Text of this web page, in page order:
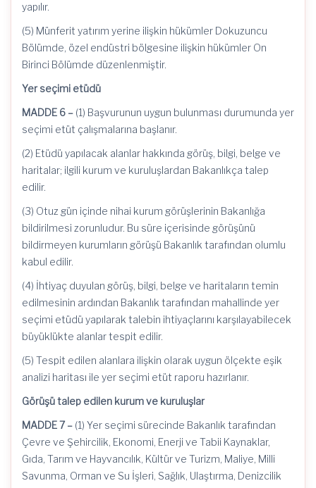
yapılır.
(5) Münferit yatırım yerine ilişkin hükümler Dokuzuncu
Bölümde, özel endüstri bölgesine ilişkin hükümler On
Birinci Bölümde düzenlenmiştir.
Yer seçimi etüdü
MADDE 6 – (1) Başvurunun uygun bulunması durumunda yer
seçimi etüt çalışmalarına başlanır.
(2) Etüdü yapılacak alanlar hakkında görüş, bilgi, belge ve
haritalar; ilgili kurum ve kuruluşlardan Bakanlıkça talep
edilir.
(3) Otuz gün içinde nihai kurum görüşlerinin Bakanlığa
bildirilmesi zorunludur. Bu süre içerisinde görüşünü
bildirmeyen kurumların görüşü Bakanlık tarafından olumlu
kabul edilir.
(4) İhtiyaç duyulan görüş, bilgi, belge ve haritaların temin
edilmesinin ardından Bakanlık tarafından mahallinde yer
seçimi etüdü yapılarak talebin ihtiyaçlarını karşılayabilecek
büyüklükte alanlar tespit edilir.
(5) Tespit edilen alanlara ilişkin olarak uygun ölçekte eşik
analizi haritası ile yer seçimi etüt raporu hazırlanır.
Görüşü talep edilen kurum ve kuruluşlar
MADDE 7 – (1) Yer seçimi sürecinde Bakanlık tarafından
Çevre ve Şehircilik, Ekonomi, Enerji ve Tabii Kaynaklar,
Gıda, Tarım ve Hayvancılık, Kültür ve Turizm, Maliye, Milli
Savunma, Orman ve Su İşleri, Sağlık, Ulaştırma, Denizcilik